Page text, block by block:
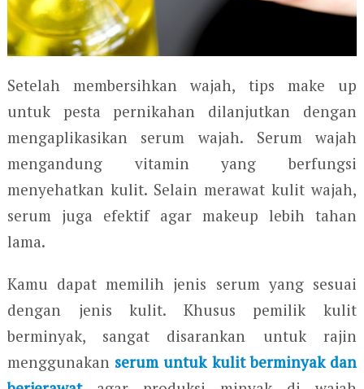
Setelah membersihkan wajah, tips make up
untuk pesta pernikahan dilanjutkan dengan
mengaplikasikan serum wajah. Serum wajah
mengandung vitamin yang berfungsi
menyehatkan kulit. Selain merawat kulit wajah,
serum juga efektif agar makeup lebih tahan
lama.
Kamu dapat memilih jenis serum yang sesuai
dengan jenis kulit. Khusus pemilik kulit
berminyak, sangat disarankan untuk rajin
menggunakan serum untuk kulit berminyak dan